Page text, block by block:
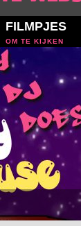
FILMPJES
OM TE KIJKEN